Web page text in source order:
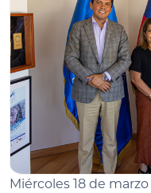
Miércoles 18 de